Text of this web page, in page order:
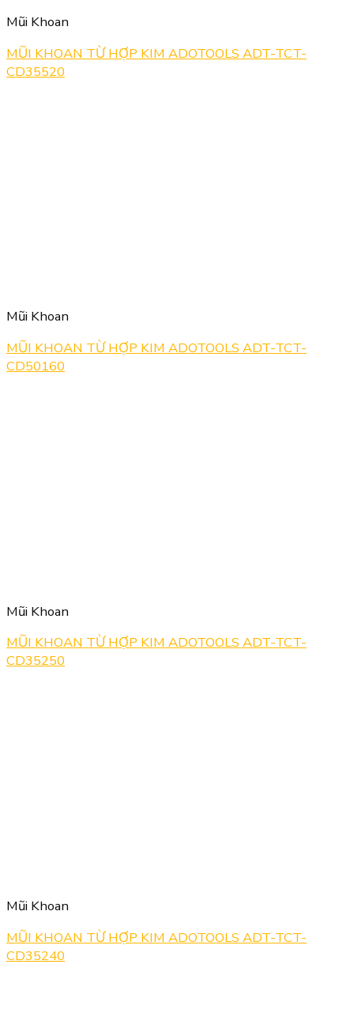
Mũi Khoan
MŨI KHOAN TỪ HỢP KIM ADOTOOLS ADT-TCT-
CD35520
Mũi Khoan
MŨI KHOAN TỪ HỢP KIM ADOTOOLS ADT-TCT-
CD50160
Mũi Khoan
MŨI KHOAN TỪ HỢP KIM ADOTOOLS ADT-TCT-
CD35250
Mũi Khoan
MŨI KHOAN TỪ HỢP KIM ADOTOOLS ADT-TCT-
CD35240